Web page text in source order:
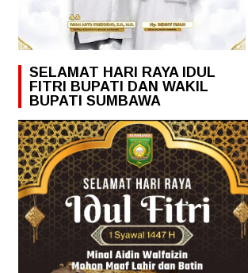
SELAMAT HARI RAYA IDUL
FITRI BUPATI DAN WAKIL
BUPATI SUMBAWA